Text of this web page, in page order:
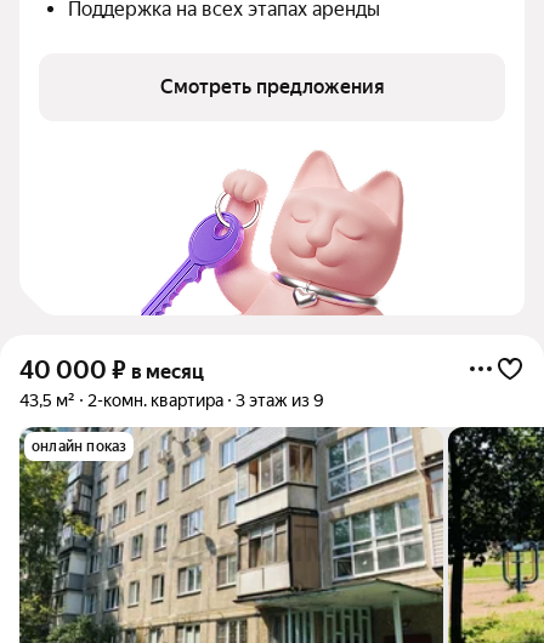
Поддержка на всех этапах аренды
Смотреть предложения
40 000 ₽ в месяц
43,5 м² 2-комн. квартира 3 этаж из 9
онлайн показ